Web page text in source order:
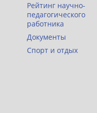
Рейтинг научно-
педагогического
работника
Документы
Спорт и отдых